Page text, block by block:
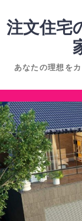
ン
へ
ス
キ
ッ
プ
注文住宅
あなたの理想を
コ
ン
テ
ン
ツ
へ
ス